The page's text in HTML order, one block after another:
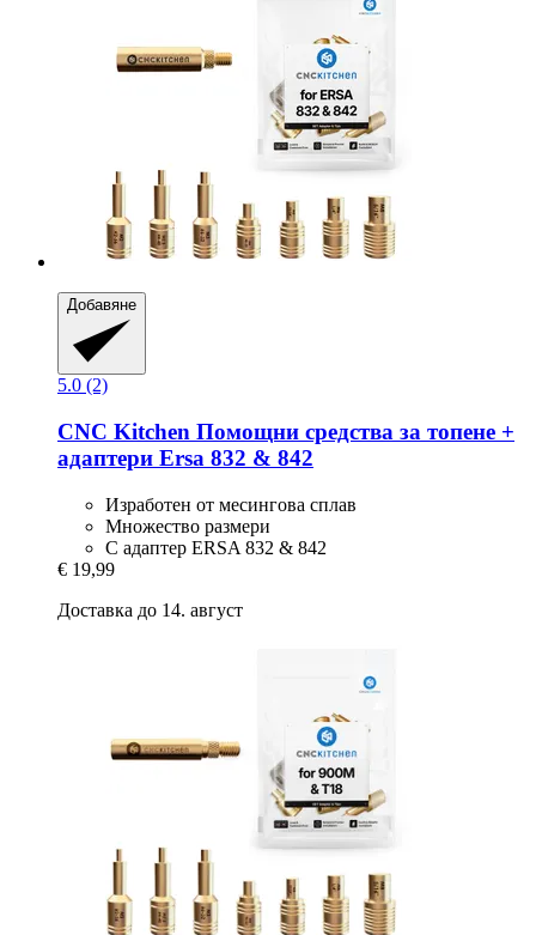
Добавяне
5.0 (2)
CNC Kitchen Помощни средства за топене +
адаптери Ersa 832 & 842
Изработен от месингова сплав
Множество размери
С адаптер ERSA 832 & 842
€ 19,99
Доставка до 14. август